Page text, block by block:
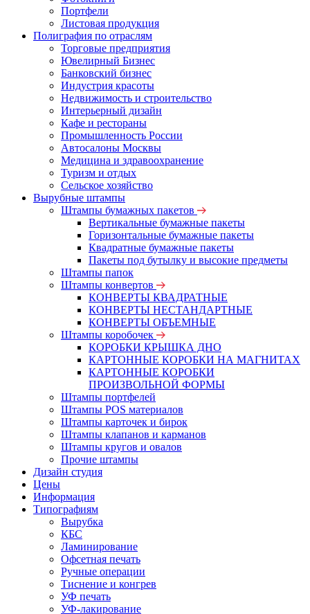
Портфели
Листовая продукция
Полиграфия по отраслям
Торговые предприятия
Ювелирный Бизнес
Банковский бизнес
Индустрия красоты
Недвижимость и строительство
Интерьерный дизайн
Кафе и рестораны
Промышленность России
Автосалоны Москвы
Медицина и здравоохранение
Туризм и отдых
Сельское хозяйство
Вырубные штампы
Штампы бумажных пакетов
Вертикальные бумажные пакеты
Горизонтальные бумажные пакеты
Квадратные бумажные пакеты
Пакеты под бутылку и высокие предметы
Штампы папок
Штампы конвертов
КОНВЕРТЫ КВАДРАТНЫЕ
КОНВЕРТЫ НЕСТАНДАРТНЫЕ
КОНВЕРТЫ ОБЪЕМНЫЕ
Штампы коробочек
КОРОБКИ КРЫШКА ДНО
КАРТОННЫЕ КОРОБКИ НА МАГНИТАХ
КАРТОННЫЕ КОРОБКИ
ПРОИЗВОЛЬНОЙ ФОРМЫ
Штампы портфелей
Штампы POS материалов
Штампы карточек и бирок
Штампы клапанов и карманов
Штампы кругов и овалов
Прочие штампы
Дизайн студия
Цены
Информация
Типографиям
Вырубка
КБС
Ламинирование
Офсетная печать
Ручные операции
Тиснение и конгрев
УФ печать
УФ-лакирование